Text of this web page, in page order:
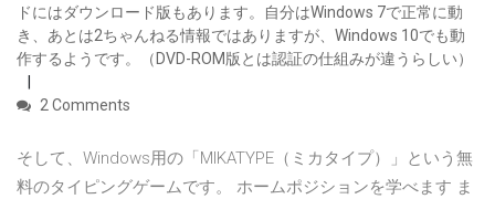
ドにはダウンロード版もあります。自分はWindows 7で正常に動
き、あとは2ちゃんねる情報ではありますが、Windows 10でも動
作するようです。（DVD-ROM版とは認証の仕組みが違うらしい）
2 Comments
そして、Windows用の「MIKATYPE（ミカタイプ）」という無
料のタイピングゲームです。 ホームポジションを学べます ま